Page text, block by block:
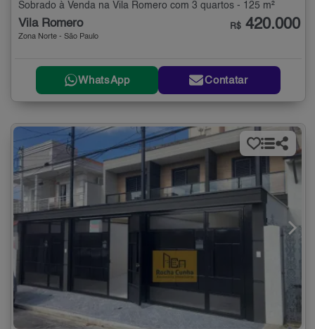
Sobrado à Venda na Vila Romero com 3 quartos - 125 m²
Vila Romero
Zona Norte - São Paulo
R$ 420.000
WhatsApp Contatar